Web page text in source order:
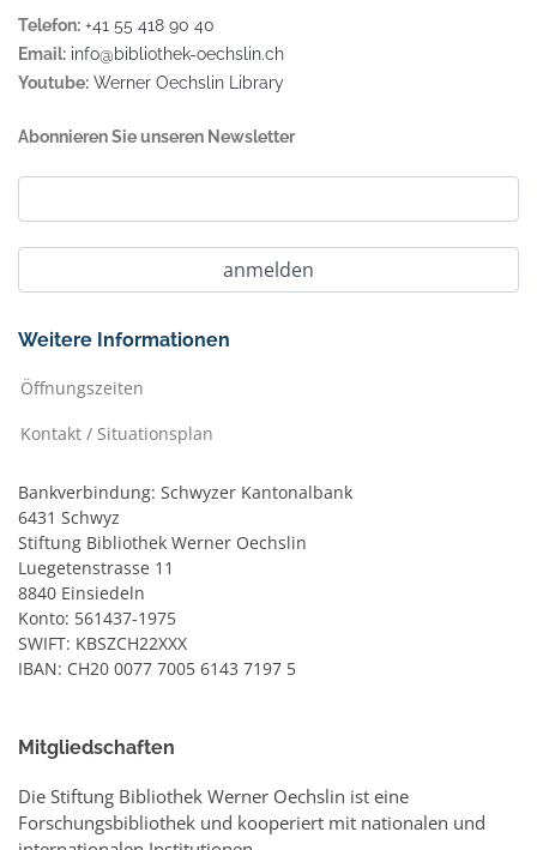
Telefon: +41 55 418 90 40
Email: info@bibliothek-oechslin.ch
Youtube: Werner Oechslin Library
Abonnieren Sie unseren Newsletter
Weitere Informationen
Öffnungszeiten
Kontakt / Situationsplan
Bankverbindung: Schwyzer Kantonalbank
6431 Schwyz
Stiftung Bibliothek Werner Oechslin
Luegetenstrasse 11
8840 Einsiedeln
Konto: 561437-1975
SWIFT: KBSZCH22XXX
IBAN: CH20 0077 7005 6143 7197 5
Mitgliedschaften
Die Stiftung Bibliothek Werner Oechslin ist eine
Forschungsbibliothek und kooperiert mit nationalen und